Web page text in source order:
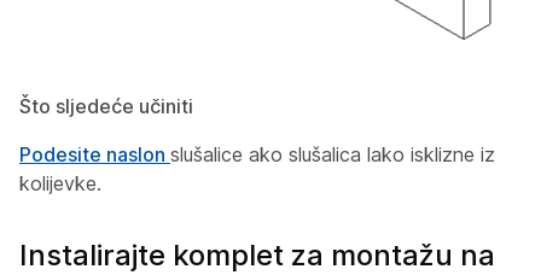
Što sljedeće učiniti
Podesite naslon slušalice ako slušalica lako isklizne iz
kolijevke.
Instalirajte komplet za montažu na